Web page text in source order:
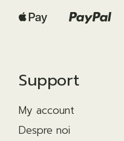
Support
My account
Despre noi